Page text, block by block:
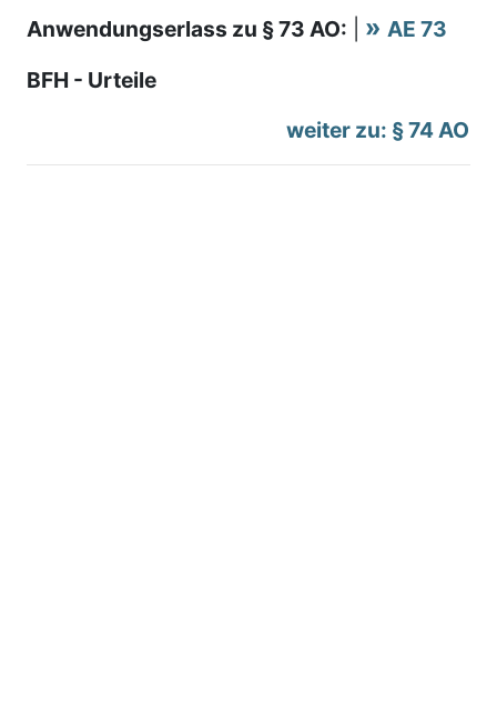
Anwendungserlass zu § 73 AO:
AE 73
BFH - Urteile
weiter zu: § 74 AO